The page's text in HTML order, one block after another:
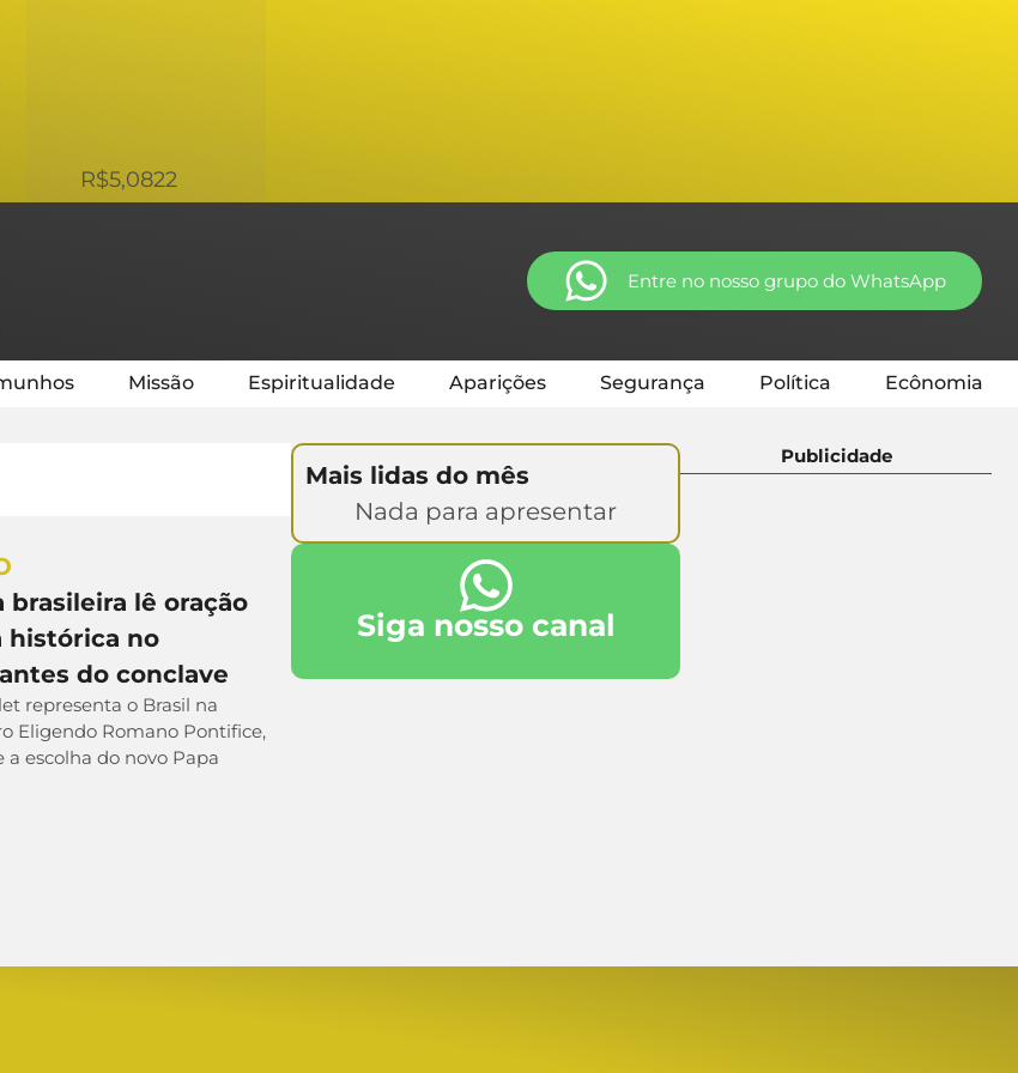
R$5,0822
Entre no nosso grupo do WhatsApp
Missão Espiritualidade Aparições Segurança Política Ecônomia
brasileira lê oração
histórica no
do conclave
representa o Brasil na
Eligendo Romano Pontifice,
escolha do novo Papa
Mais lidas do mês
Nada para apresentar
Siga nosso canal
Publicidade